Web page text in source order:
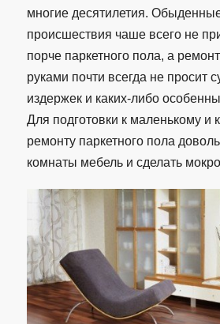
многие десятилетия.
происшествия чаше всего не
порче паркетного пола, а
руками почти всегда не просит
издержек и каких-либо
Для подготовки к маленькому и
ремонту паркетного пола
комнаты мебель и сделать